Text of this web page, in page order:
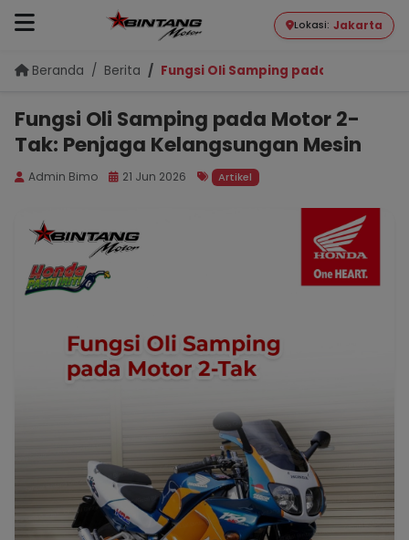
Lokasi: Jakarta
Beranda Berita Fungsi Oli Samping pada Motor 2-
Fungsi Oli Samping pada Motor 2-
Tak: Penjaga Kelangsungan Mesin
Admin Bimo 21 Jun 2026 Artikel